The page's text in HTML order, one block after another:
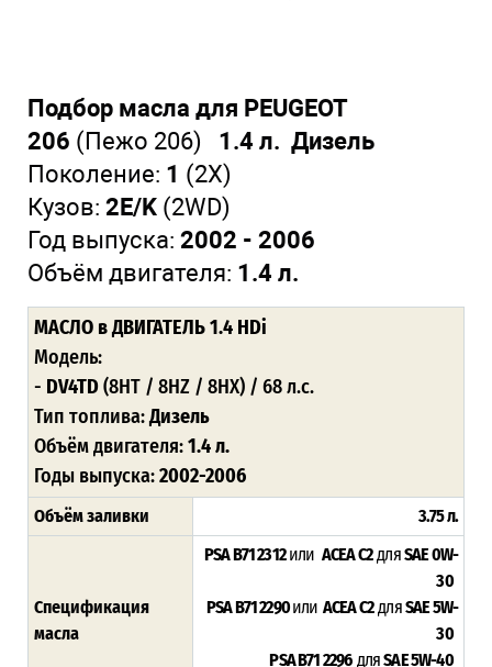
Подбор масла для PEUGEOT
206 (Пежо 206) 1.4 л. Дизель
Поколение: 1 (2X)
Кузов: 2E/K (2WD)
Год выпуска: 2002 - 2006
Объём двигателя: 1.4 л.
МАСЛО в ДВИГАТЕЛЬ 1.4 HDi
Модель:
- DV4TD(8HT / 8HZ / 8HX) / 68 л.с.
Тип топлива:Дизель
Объём двигателя:1.4 л.
Годы выпуска:2002-2006
Объём заливки 3.75 л.
Спецификация
масла
PSA B71 2312или ACEA C2дляSAE 0W-
30
PSA B71 2290или ACEA C2дляSAE 5W-
30
PSA B71 2296 дляSAE 5W-40